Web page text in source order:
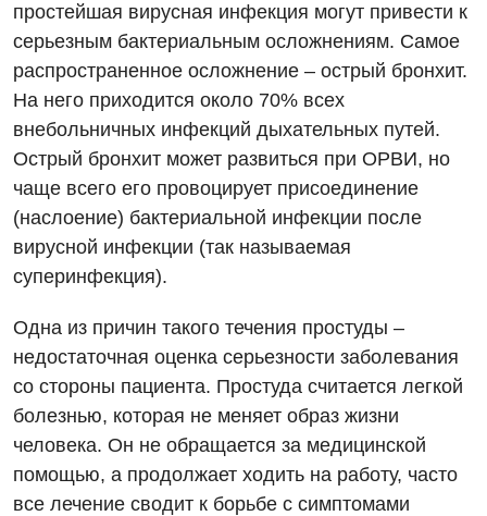
Вакансии
Мероприятия БПР
Интернатура
Энциклопедия
Программа лояльности
Отзывы
Видео
Диагностика
Ангиографические исследования
Диагностическое отделение
Компьютерная томография
Магнитно-резонансная томография
Маммография
Нейросонография
Рентгенография
Гинекологическое отделение
Дневной стационар
Онкологическое отделение
Отдел госпитализации
Отделение интенсивной терапии
Декларирование
простейшая вирусная инфекция могут привести к
серьезным бактериальным осложнениям. Самое
распространенное осложнение – острый бронхит.
На него приходится около 70% всех
внебольничных инфекций дыхательных путей.
Острый бронхит может развиться при ОРВИ, но
чаще всего его провоцирует присоединение
(наслоение) бактериальной инфекции после
вирусной инфекции (так называемая
суперинфекция).
Одна из причин такого течения простуды –
недостаточная оценка серьезности заболевания
со стороны пациента. Простуда считается легкой
болезнью, которая не меняет образ жизни
человека. Он не обращается за медицинской
помощью, а продолжает ходить на работу, часто
все лечение сводит к борьбе с симптомами